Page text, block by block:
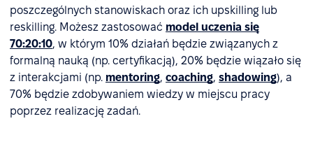
poszczególnych stanowiskach oraz ich upskilling lub
reskilling. Możesz zastosować model uczenia się
70:20:10, w którym 10% działań będzie związanych z
formalną nauką (np. certyfikacją), 20% będzie wiązało się
z interakcjami (np. mentoring, coaching, shadowing), a
70% będzie zdobywaniem wiedzy w miejscu pracy
poprzez realizację zadań.